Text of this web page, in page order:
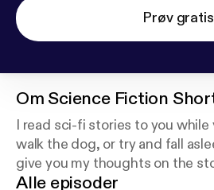
Prøv gratis
Om Science Fiction
I read sci-fi stories to you
walk the dog, or try and fall
give you my thoughts on the
tweeting me your own
Alle episoder